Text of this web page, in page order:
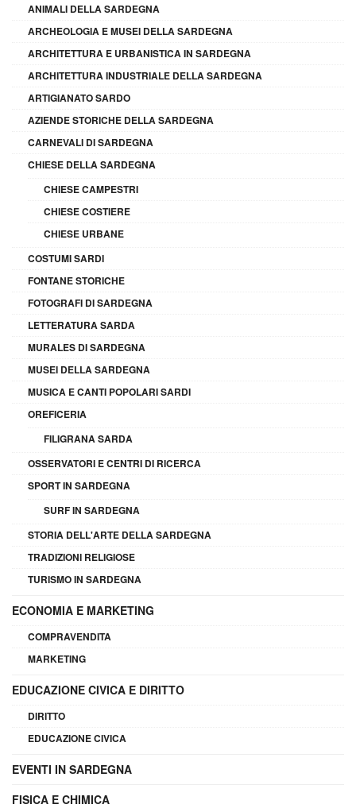
ANIMALI DELLA SARDEGNA
ARCHEOLOGIA E MUSEI DELLA SARDEGNA
ARCHITETTURA E URBANISTICA IN SARDEGNA
ARCHITETTURA INDUSTRIALE DELLA SARDEGNA
ARTIGIANATO SARDO
AZIENDE STORICHE DELLA SARDEGNA
CARNEVALI DI SARDEGNA
CHIESE DELLA SARDEGNA
CHIESE CAMPESTRI
CHIESE COSTIERE
CHIESE URBANE
COSTUMI SARDI
FONTANE STORICHE
FOTOGRAFI DI SARDEGNA
LETTERATURA SARDA
MURALES DI SARDEGNA
MUSEI DELLA SARDEGNA
MUSICA E CANTI POPOLARI SARDI
OREFICERIA
FILIGRANA SARDA
OSSERVATORI E CENTRI DI RICERCA
SPORT IN SARDEGNA
SURF IN SARDEGNA
STORIA DELL'ARTE DELLA SARDEGNA
TRADIZIONI RELIGIOSE
TURISMO IN SARDEGNA
ECONOMIA E MARKETING
COMPRAVENDITA
MARKETING
EDUCAZIONE CIVICA E DIRITTO
DIRITTO
EDUCAZIONE CIVICA
EVENTI IN SARDEGNA
FISICA E CHIMICA